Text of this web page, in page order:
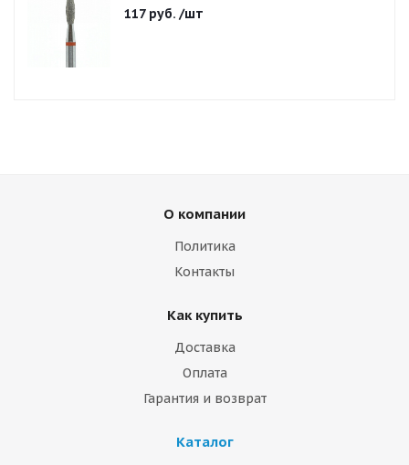
117руб. /шт
О компании
Политика
Контакты
Как купить
Доставка
Оплата
Гарантия и возврат
Каталог